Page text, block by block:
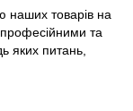
наших товарів на
та
яких питань,